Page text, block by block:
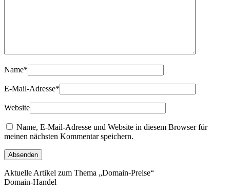
Name*
E-Mail-Adresse*
Website
Name, E-Mail-Adresse und Website in diesem Browser für
meinen nächsten Kommentar speichern.
Aktuelle Artikel zum Thema „Domain-Preise“
Domain-Handel